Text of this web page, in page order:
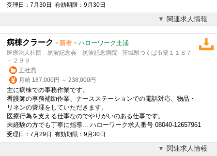
受理日：7月30日 有効期限：9月30日
関連求人情報
病棟クラーク - 新着 - ハローワーク土浦
医療法人社団 筑波記念会 筑波記念病院 - 茨城県つくば市要１１８７
－２９９
正社員
月給 187,000円 ～ 238,000円
主に病棟での事務作業です。
看護師の事務補助作業、ナースステーションでの電話対応、物品・
リネンの管理をしていただきます。
医療行為を支える仕事なのでやりがいのある仕事です。
未経験の方でも丁寧に指導... ハローワーク求人番号 08040-12657961
受理日：7月29日 有効期限：9月30日
関連求人情報